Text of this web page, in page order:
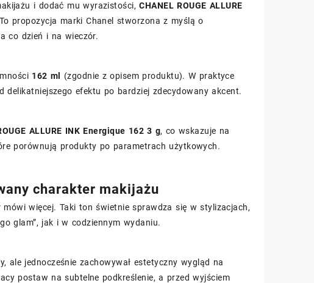
i dodać mu wyrazistości,CHANEL ROUGE ALLURE
propozycja marki Chanel stworzona z myślą o
co dzień i na wieczór.
162 ml
(zgodnie z opisem produktu). W praktyce
efektu po bardziej zdecydowany akcent.
ALLURE INK Energique 162 3 g, co wskazuje na
porównują produkty po parametrach użytkowych.
charakter makijażu
więcej. Taki ton świetnie sprawdza się w stylizacjach,
glam”, jak i w codziennym wydaniu.
ale jednocześnie zachowywał estetyczny wygląd na
postaw na subtelne podkreślenie, a przed wyjściem